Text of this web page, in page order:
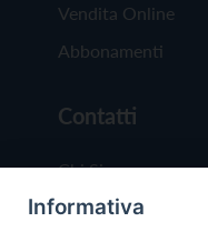
Vendita Online
Abbonamenti
Contatti
Chi Siamo
Redazione
Informativa